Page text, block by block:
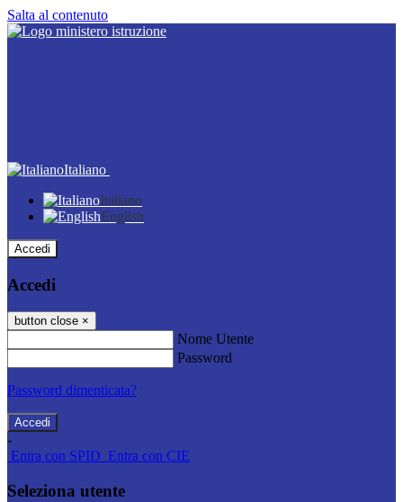
Salta al contenuto
Italiano
Italiano
English
Accedi
Accedi
button close ×
Nome Utente
Password
Password dimenticata?
-
Entra con SPID Entra con CIE
Seleziona utente